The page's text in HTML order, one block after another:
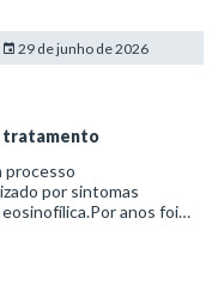
29 de junho de 2026
tratamento
processo
por sintomas
anos foi